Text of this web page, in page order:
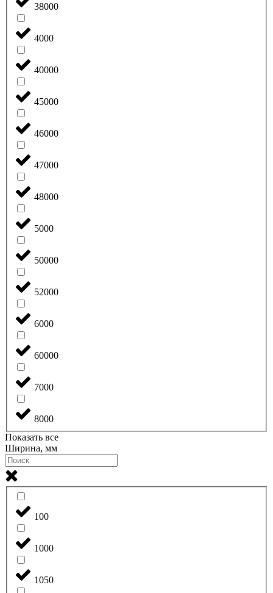
38000
4000
40000
45000
46000
47000
48000
5000
50000
52000
6000
60000
7000
8000
Показать все
Ширина, мм
100
1000
1050